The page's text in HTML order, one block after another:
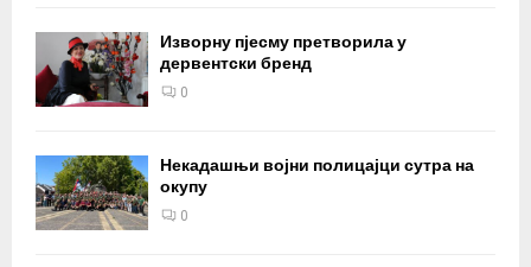
Изворну пјесму претворила у
дервентски бренд
0
Некадашњи војни полицајци сутра на
окупу
0